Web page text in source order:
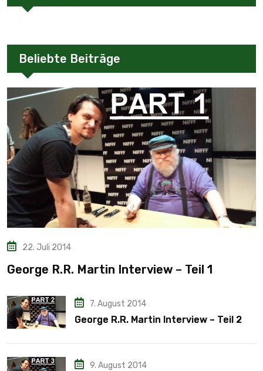
Beliebte Beiträge
22. Juli 2014
George R.R. Martin Interview – Teil 1
7. August 2014
George R.R. Martin Interview – Teil 2
9. August 2014